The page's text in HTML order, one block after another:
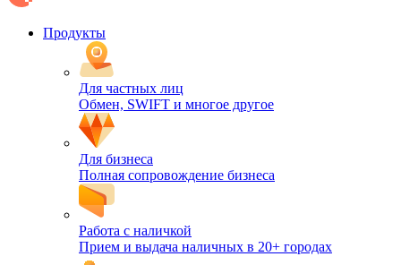
Продукты
Для частных лиц
Обмен, SWIFT и многое другое
Для бизнеса
Полная сопровождение бизнеса
Работа с наличкой
Прием и выдача наличных в 20+ городах